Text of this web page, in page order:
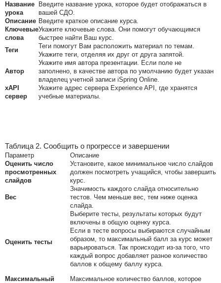
Название
урока
Введите название урока, которое будет отображаться в
вашей СДО.
Описание Введите краткое описание курса.
Ключевые
слова
Укажите ключевые слова. Они помогут обучающимся
быстрее найти Ваш курс.
Теги
Теги помогут Вам расположить материал по темам.
Укажите теги, отделяя их друг от друга запятой.
Автор
Укажите имя автора презентации. Если поле не
заполнено, в качестве автора по умолчанию будет указан
владелец учетной записи iSpring Online.
xAPI
сервер
Укажите адрес сервера Experience API, где хранятся
учебные материалы.
Таблица 2. Сообщить о прогрессе и завершении
Параметр
Описание
Оценить число
просмотренных
слайдов
Установите, какое минимальное число слайдов
должен посмотреть учащийся, чтобы завершить
курс.
Вес
Значимость каждого слайда относительно
тестов. Чем меньше вес, тем ниже оценка
слайда.
Оценить тесты
Выберите тесты, результаты которых будут
включены в общую оценку курса.
Если в тесте вопросы выбираются случайным
образом, то максимальный балл за курс может
варьироваться. Так происходит из-за того, что
каждый вопрос добавляет разное количество
баллов к общему баллу курса.
Максимальный
Максимальное количество баллов, которое